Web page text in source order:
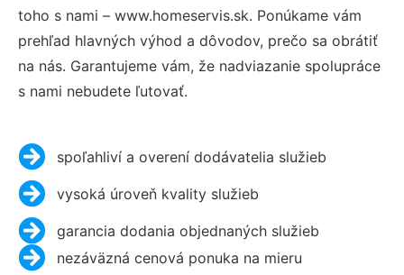
toho s nami – www.homeservis.sk. Ponúkame vám
prehľad hlavných výhod a dôvodov, prečo sa obrátiť
na nás. Garantujeme vám, že nadviazanie spolupráce
s nami nebudete ľutovať.
spoľahliví a overení dodávatelia služieb
vysoká úroveň kvality služieb
garancia dodania objednaných služieb
nezáväzná cenová ponuka na mieru